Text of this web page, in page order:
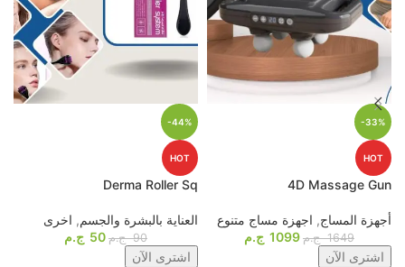
-33%
HOT
4D Massage Gun
أجهزة المساج, اجهزة مساج متنوع
1649 ج.م 1099 ج.م
اشترى الآن
-44%
HOT
Derma Roller Sq
العناية بالبشرة والجسم, اخرى
90 ج.م 50 ج.م
اشترى الآن